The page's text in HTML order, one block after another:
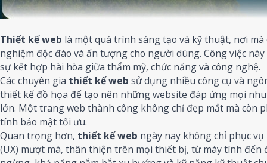
Thiết kế web là một quá trình sáng tạo và kỹ thuật, nơi
nghiệm độc đáo và ấn tượng cho người dùng. Công việc
sự kết hợp hài hòa giữa thẩm mỹ, chức năng và công nghệ.
Các chuyên gia thiết kế web sử dụng nhiều công cụ và
thiết kế đồ họa để tạo nên những website đáp ứng mọi
lớn. Một trang web thành công không chỉ đẹp mắt mà còn
tính bảo mật tối ưu.
Quan trọng hơn, thiết kế web ngày nay không chỉ phục
(UX) mượt mà, thân thiện trên mọi thiết bị, từ máy tính đến